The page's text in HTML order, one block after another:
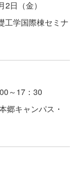
日（金）
工学国際棟セミナ
～17：30
郷キャンパス・